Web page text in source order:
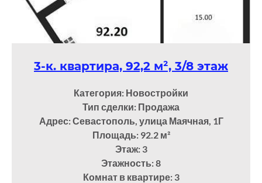
3-к. квартира, 92,2 м², 3/8 этаж
Категория: Новостройки
Тип сделки: Продажа
Адрес: Севастополь, улица Маячная, 1Г
Площадь: 92.2м²
Этаж: 3
Этажность: 8
Комнат в квартире: 3